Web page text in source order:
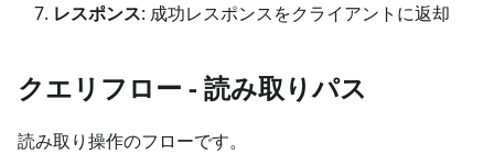
レスポンス: 成功レスポンスをクライアントに返却
クエリフロー - 読み取りパス
読み取り操作のフローです。